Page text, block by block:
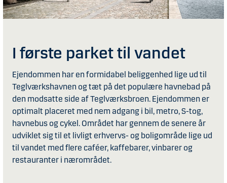
I første parket til vandet
Ejendommen har en formidabel beliggenhed lige ud til
Teglværkshavnen og tæt på det populære havnebad på
den modsatte side af Teglværksbroen. Ejendommen er
optimalt placeret med nem adgang i bil, metro, S-tog,
havnebus og cykel. Området har gennem de senere år
udviklet sig til et livligt erhvervs- og boligområde lige ud
til vandet med flere caféer, kaffebarer, vinbarer og
restauranter i nærområdet.